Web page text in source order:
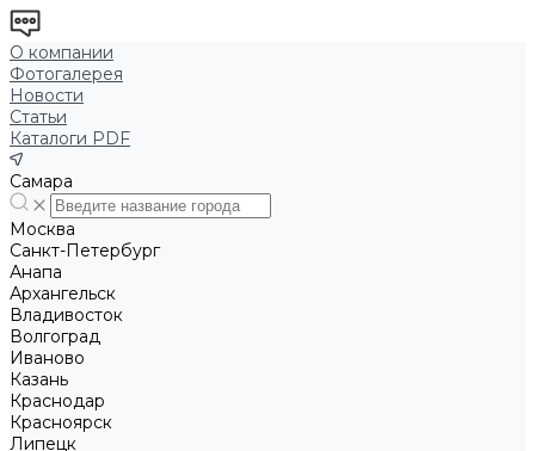
О компании
Фотогалерея
Новости
Статьи
Каталоги PDF
Самара
Москва
Санкт-Петербург
Анапа
Архангельск
Владивосток
Волгоград
Иваново
Казань
Краснодар
Красноярск
Липецк